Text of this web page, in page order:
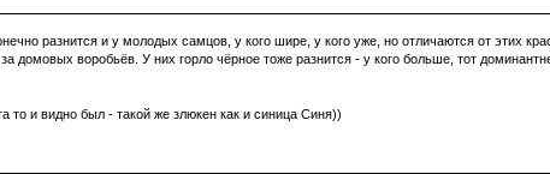
разнится и у молодых самцов, у кого шире, у кого уже, но отличаются от этих
воробьёв. У них горло чёрное тоже разнится - у кого больше, тот
и видно был - такой же злюкен как и синица Синя))